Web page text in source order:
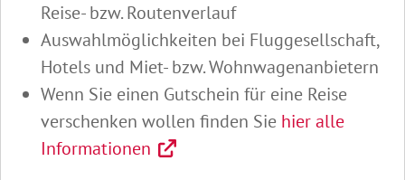
Reise- bzw. Routenverlauf
Auswahlmöglichkeiten bei Fluggesellschaft,
Hotels und Miet- bzw. Wohnwagenanbietern
Wenn Sie einen Gutschein für eine Reise
verschenken wollen finden Sie hier alle
Informationen